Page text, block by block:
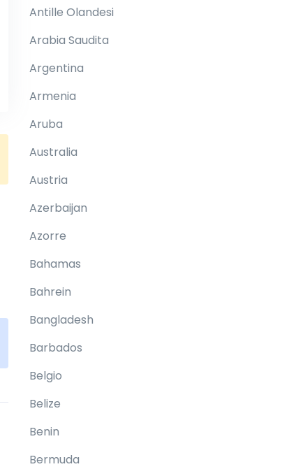
Antille Olandesi
Arabia Saudita
Argentina
Armenia
Aruba
Australia
Austria
Azerbaijan
Azorre
Bahamas
Bahrein
Bangladesh
Barbados
Belgio
Belize
Benin
Bermuda